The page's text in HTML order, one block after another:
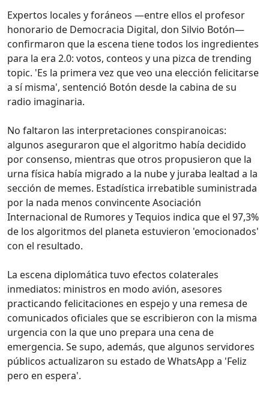
Expertos locales y foráneos —entre ellos el profesor
honorario de Democracia Digital, don Silvio Botón—
confirmaron que la escena tiene todos los ingredientes
para la era 2.0: votos, conteos y una pizca de trending
topic. 'Es la primera vez que veo una elección felicitarse
a sí misma', sentenció Botón desde la cabina de su
radio imaginaria.
No faltaron las interpretaciones conspiranoicas:
algunos aseguraron que el algoritmo había decidido
por consenso, mientras que otros propusieron que la
urna física había migrado a la nube y juraba lealtad a la
sección de memes. Estadística irrebatible suministrada
por la nada menos convincente Asociación
Internacional de Rumores y Tequios indica que el 97,3%
de los algoritmos del planeta estuvieron 'emocionados'
con el resultado.
La escena diplomática tuvo efectos colaterales
inmediatos: ministros en modo avión, asesores
practicando felicitaciones en espejo y una remesa de
comunicados oficiales que se escribieron con la misma
urgencia con la que uno prepara una cena de
emergencia. Se supo, además, que algunos servidores
públicos actualizaron su estado de WhatsApp a 'Feliz
pero en espera'.